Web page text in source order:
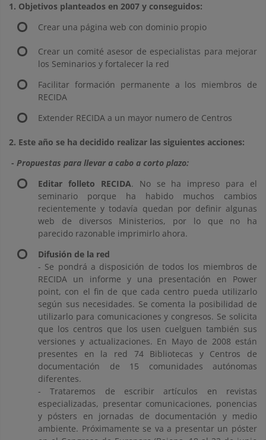
1. Objetivos planteados en 2007 y conseguidos:
Crear una página web con dominio propio
Crear un comité asesor de especialistas para mejorar
los Seminarios y fortalecer la red
Facilitar formación permanente a los miembros de
RECIDA
Extender RECIDA a un mayor numero de Centros
2. Este año se ha decidido realizar las siguientes acciones:
- Propuestas para llevar a cabo a corto plazo:
Editar folleto RECIDA. No se ha impreso para el
seminario porque ha habido muchos cambios
recientemente y todavía quedan por definir algunas
web de diversos Ministerios, por lo que no ha
parecido razonable imprimirlo ahora.
Difusión de la red
- Se pondrá a disposición de todos los miembros de
RECIDA un informe y una presentación en Power
point, con el fin de que cada centro pueda utilizarlo
según sus necesidades. Se comenta la posibilidad de
utilizarlo para comunicaciones y congresos. Se solicita
que los centros que los usen cuelguen también sus
versiones y actualizaciones. En Mayo de 2008 están
presentes en la red 74 Bibliotecas y Centros de
documentación de 15 comunidades autónomas
diferentes.
- Trataremos de escribir artículos en revistas
especializadas, presentar comunicaciones, ponencias
y pósters en jornadas de documentación y medio
ambiente. Próximamente se va a presentar un póster